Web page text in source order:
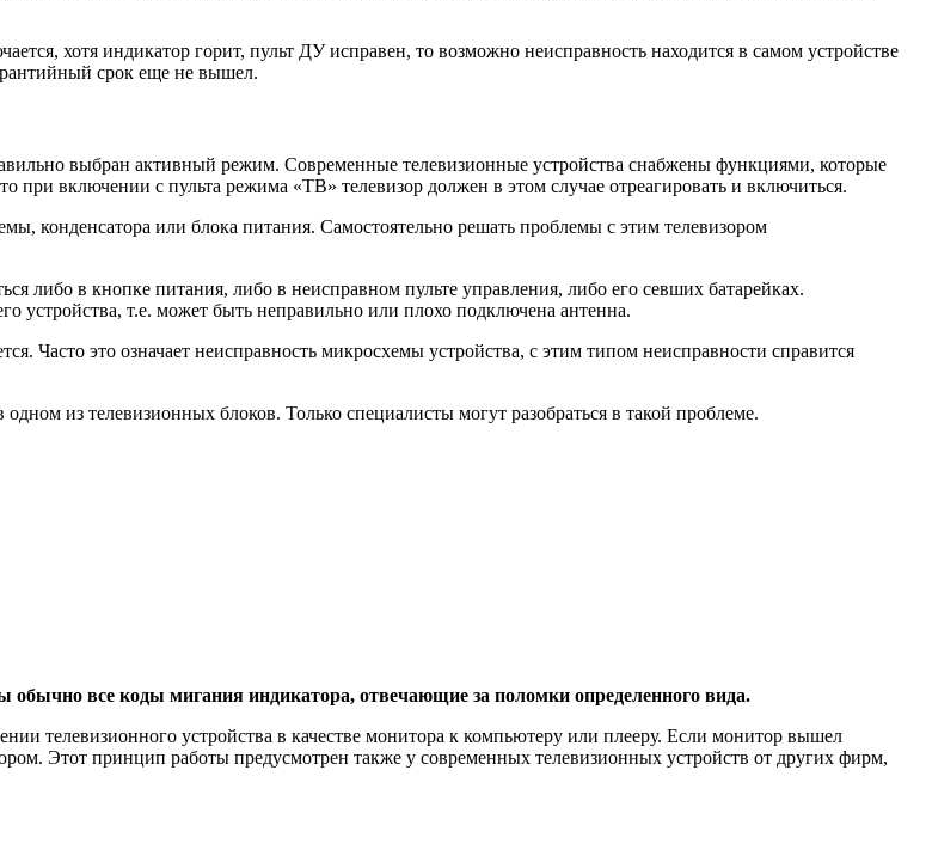
хотя индикатор горит, пульт ДУ исправен, то возможно неисправность находится в самом устройстве
срок еще не вышел.
выбран активный режим. Современные телевизионные устройства снабжены функциями, которые
включении с пульта режима «ТВ» телевизор должен в этом случае отреагировать и включиться.
конденсатора или блока питания. Самостоятельно решать проблемы с этим телевизором
либо в кнопке питания, либо в неисправном пульте управления, либо его севших батарейках.
устройства, т.е. может быть неправильно или плохо подключена антенна.
Часто это означает неисправность микросхемы устройства, с этим типом неисправности справится
из телевизионных блоков. Только специалисты могут разобраться в такой проблеме.
обычно все коды мигания индикатора, отвечающие за поломки определенного вида.
телевизионного устройства в качестве монитора к компьютеру или плееру. Если монитор вышел
Этот принцип работы предусмотрен также у современных телевизионных устройств от других фирм,